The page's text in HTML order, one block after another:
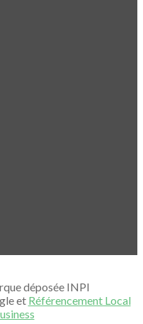
déposée INPI
et Référencement Local